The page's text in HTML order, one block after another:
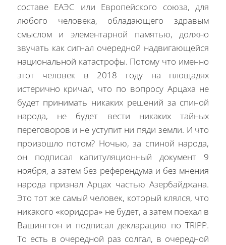
составе ЕАЭС или Европейского союза, для
любого человека, обладающего здравым
смыслом и элементарной памятью, должно
звучать как сигнал очередной надвигающейся
национальной катастрофы. Потому что именно
этот человек в 2018 году на площадях
истерично кричал, что по вопросу Арцаха не
будет принимать никаких решений за спиной
народа, не будет вести никаких тайных
переговоров и не уступит ни пяди земли. И что
произошло потом? Ночью, за спиной народа,
он подписал капитуляционный документ 9
ноября, а затем без референдума и без мнения
народа признал Арцах частью Азербайджана.
Это тот же самый человек, который клялся, что
никакого «коридора» не будет, а затем поехал в
Вашингтон и подписал декларацию по TRIPP.
То есть в очередной раз солгал, в очередной